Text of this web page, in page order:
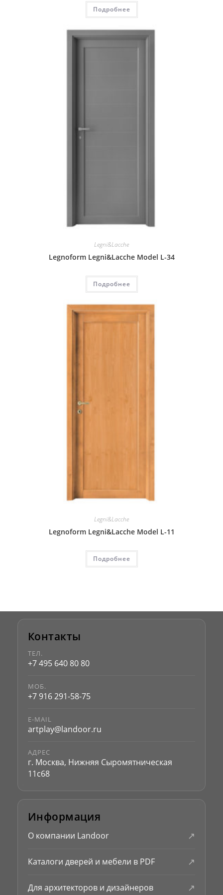
Подробнее
Legni&Lacche
Legnoform Legni&Lacche Model L-34
Подробнее
Legni&Lacche
Legnoform Legni&Lacche Model L-11
Подробнее
Контакты
ТЕЛ.
+7 495 640 80 80
МОБ.
+7 916 291-58-75
E-MAIL
artplay@landoor.ru
АДРЕС
г. Москва, Нижняя Сыромятническая
11с68
Информация
О компании Landoor ↗
Каталоги дверей и мебели в PDF ↗
Для архитекторов и дизайнеров ↗